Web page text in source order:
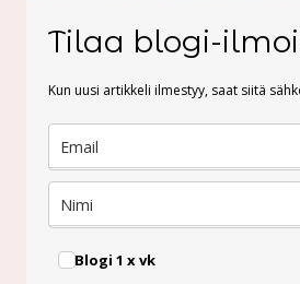
Tilaa blogi-
Kun uusi artikkeli ilmestyy, saat siitä
Blogi 1 x vk